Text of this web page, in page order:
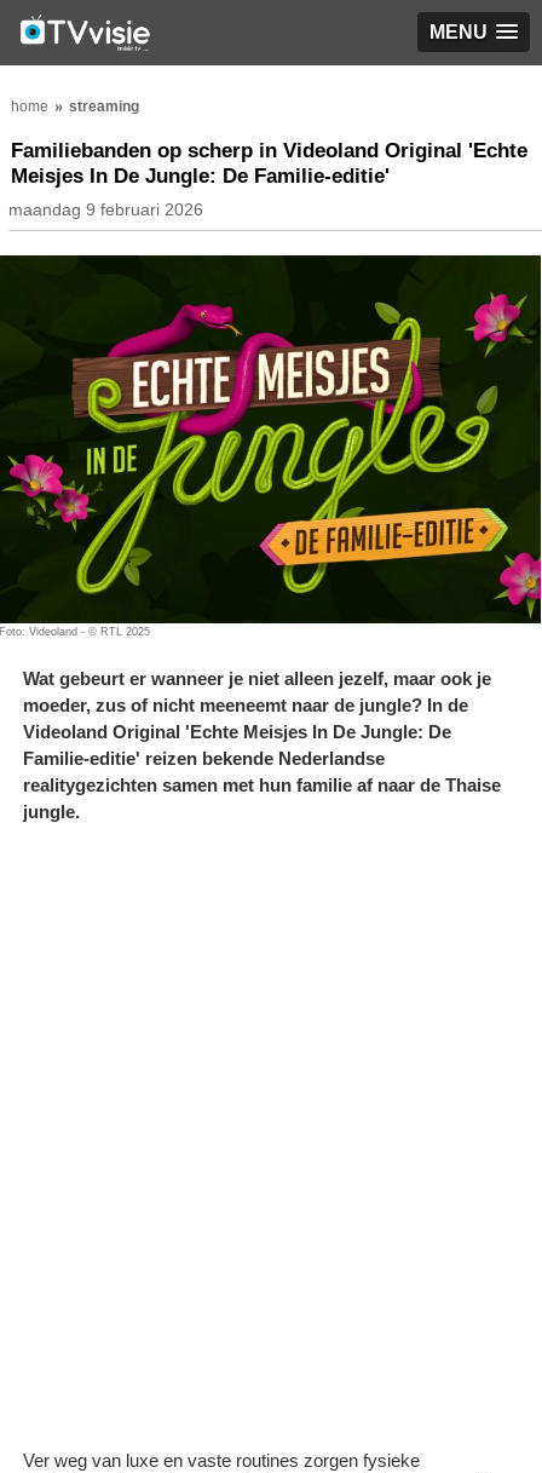
MENU
home streaming
Familiebanden op scherp in Videoland Original 'Echte
Meisjes In De Jungle: De Familie-editie'
maandag 9 februari 2026
Foto: Videoland - © RTL 2025
Wat gebeurt er wanneer je niet alleen jezelf, maar ook je
moeder, zus of nicht meeneemt naar de jungle? In de
Videoland Original 'Echte Meisjes In De Jungle: De
Familie-editie' reizen bekende Nederlandse
realitygezichten samen met hun familie af naar de Thaise
jungle.
Ver weg van luxe en vaste routines zorgen fysieke